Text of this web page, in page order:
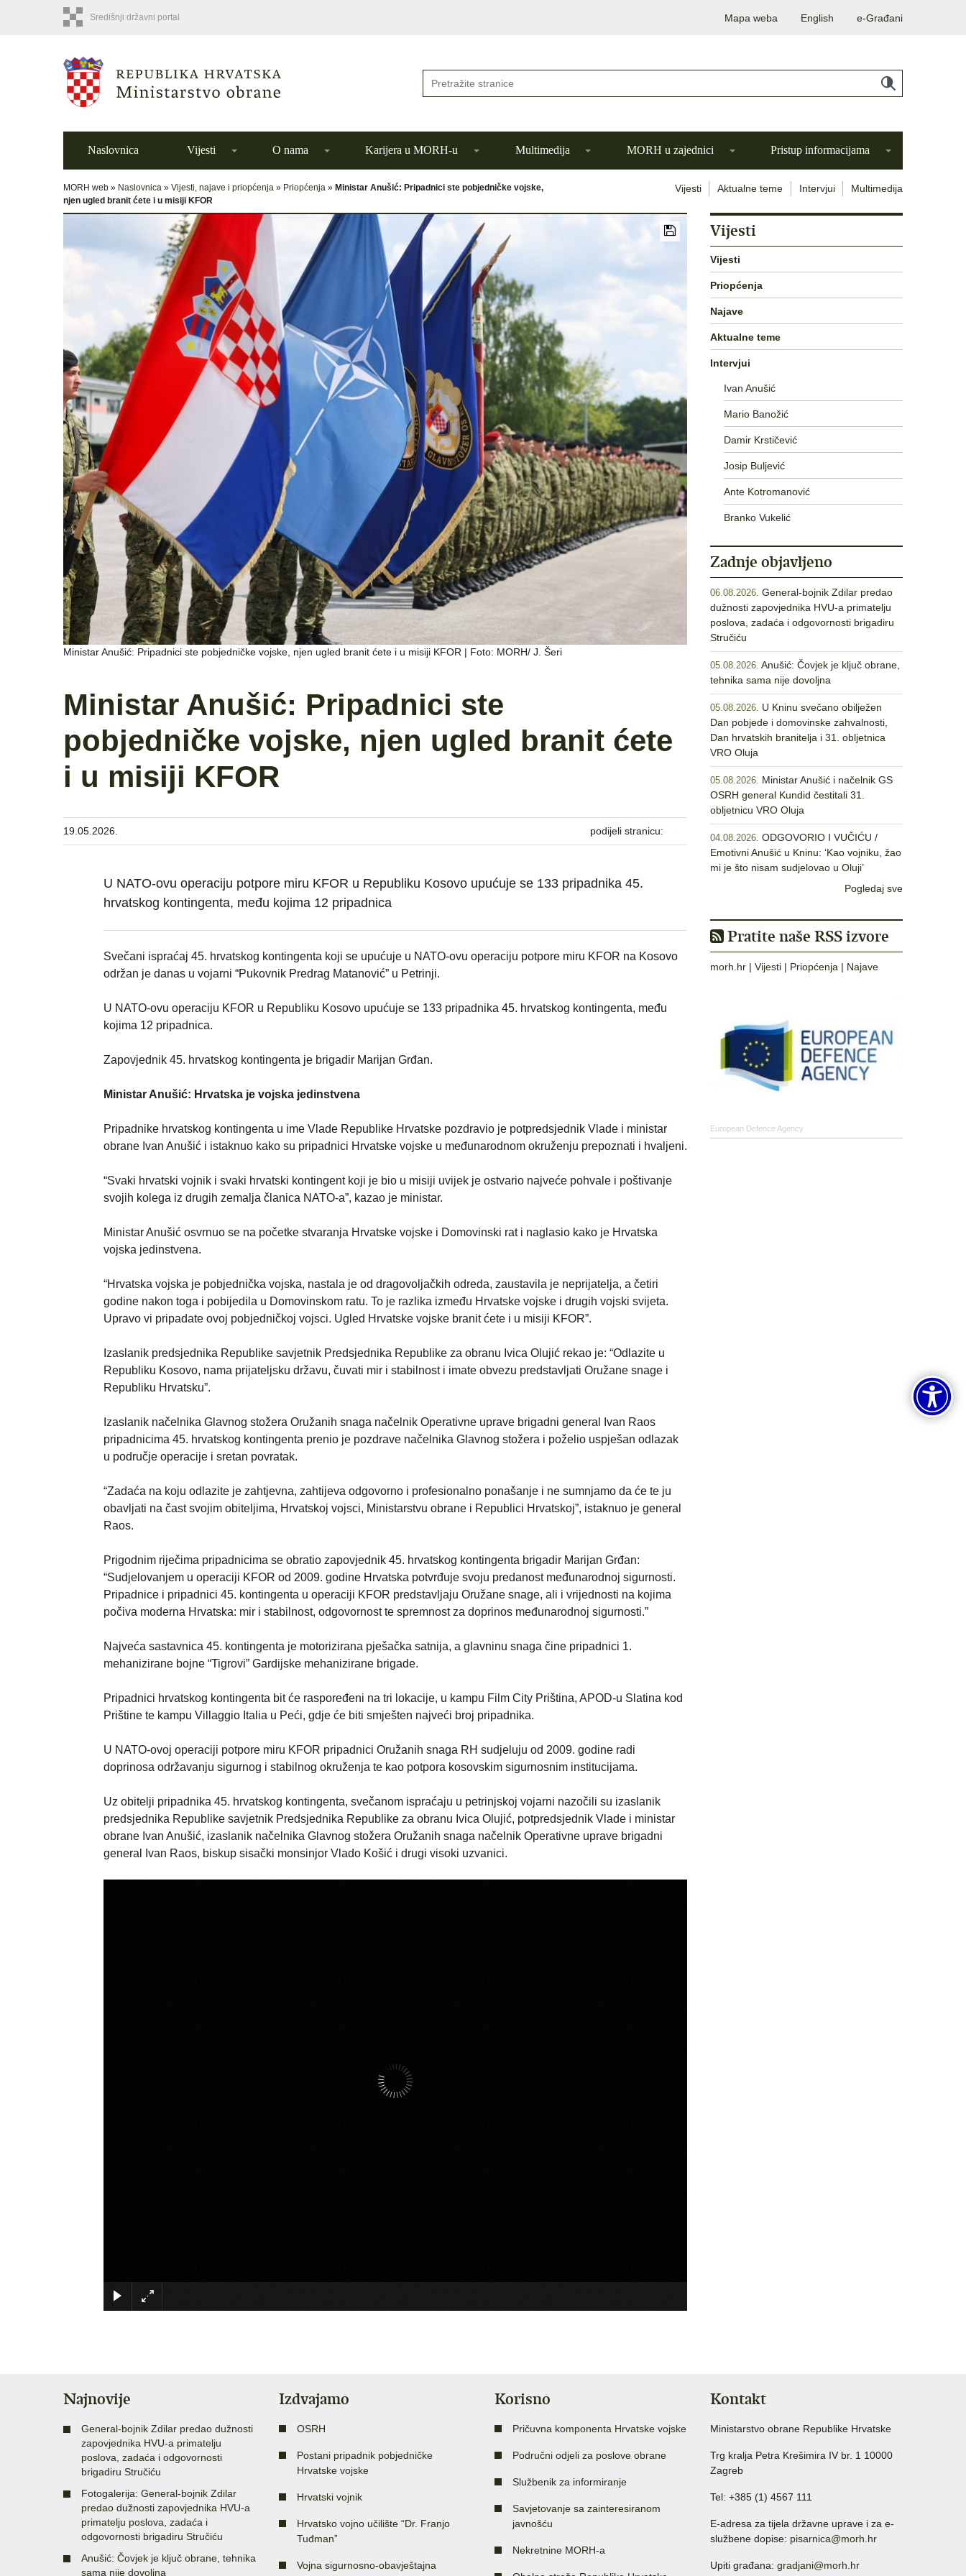
Središnji državni portal Mapa weba English e-Građani
Naslovnica Vijesti O nama Karijera u MORH-u Multimedija MORH u zajednici Pristup informacijama
MORH web » Naslovnica » Vijesti, najave i priopćenja » Priopćenja » Ministar Anušić: Pripadnici ste pobjedničke vojske,
njen ugled branit ćete i u misiji KFOR
Vijesti Aktualne teme Intervjui Multimedija
Ministar Anušić: Pripadnici ste pobjedničke vojske, njen ugled branit ćete i u misiji KFOR | Foto: MORH/ J. Šeri
Ministar Anušić: Pripadnici ste
pobjedničke vojske, njen ugled branit ćete
i u misiji KFOR
19.05.2026. podijeli stranicu:
U NATO-ovu operaciju potpore miru KFOR u Republiku Kosovo upućuje se 133 pripadnika 45.
hrvatskog kontingenta, među kojima 12 pripadnica
Svečani ispraćaj 45. hrvatskog kontingenta koji se upućuje u NATO-ovu operaciju potpore miru KFOR na Kosovo
održan je danas u vojarni “Pukovnik Predrag Matanović” u Petrinji.
U NATO-ovu operaciju KFOR u Republiku Kosovo upućuje se 133 pripadnika 45. hrvatskog kontingenta, među
kojima 12 pripadnica.
Zapovjednik 45. hrvatskog kontingenta je brigadir Marijan Grđan.
Ministar Anušić: Hrvatska je vojska jedinstvena
Pripadnike hrvatskog kontingenta u ime Vlade Republike Hrvatske pozdravio je potpredsjednik Vlade i ministar
obrane Ivan Anušić i istaknuo kako su pripadnici Hrvatske vojske u međunarodnom okruženju prepoznati i hvaljeni.
“Svaki hrvatski vojnik i svaki hrvatski kontingent koji je bio u misiji uvijek je ostvario najveće pohvale i poštivanje
svojih kolega iz drugih zemalja članica NATO-a”, kazao je ministar.
Ministar Anušić osvrnuo se na početke stvaranja Hrvatske vojske i Domovinski rat i naglasio kako je Hrvatska
vojska jedinstvena.
“Hrvatska vojska je pobjednička vojska, nastala je od dragovoljačkih odreda, zaustavila je neprijatelja, a četiri
godine nakon toga i pobijedila u Domovinskom ratu. To je razlika između Hrvatske vojske i drugih vojski svijeta.
Upravo vi pripadate ovoj pobjedničkoj vojsci. Ugled Hrvatske vojske branit ćete i u misiji KFOR”.
Izaslanik predsjednika Republike savjetnik Predsjednika Republike za obranu Ivica Olujić rekao je: “Odlazite u
Republiku Kosovo, nama prijateljsku državu, čuvati mir i stabilnost i imate obvezu predstavljati Oružane snage i
Republiku Hrvatsku”.
Izaslanik načelnika Glavnog stožera Oružanih snaga načelnik Operativne uprave brigadni general Ivan Raos
pripadnicima 45. hrvatskog kontingenta prenio je pozdrave načelnika Glavnog stožera i poželio uspješan odlazak
u područje operacije i sretan povratak.
“Zadaća na koju odlazite je zahtjevna, zahtijeva odgovorno i profesionalno ponašanje i ne sumnjamo da će te ju
obavljati na čast svojim obiteljima, Hrvatskoj vojsci, Ministarstvu obrane i Republici Hrvatskoj”, istaknuo je general
Raos.
Prigodnim riječima pripadnicima se obratio zapovjednik 45. hrvatskog kontingenta brigadir Marijan Grđan:
“Sudjelovanjem u operaciji KFOR od 2009. godine Hrvatska potvrđuje svoju predanost međunarodnoj sigurnosti.
Pripadnice i pripadnici 45. kontingenta u operaciji KFOR predstavljaju Oružane snage, ali i vrijednosti na kojima
počiva moderna Hrvatska: mir i stabilnost, odgovornost te spremnost za doprinos međunarodnoj sigurnosti.”
Najveća sastavnica 45. kontingenta je motorizirana pješačka satnija, a glavninu snaga čine pripadnici 1.
mehanizirane bojne “Tigrovi” Gardijske mehanizirane brigade.
Pripadnici hrvatskog kontingenta bit će raspoređeni na tri lokacije, u kampu Film City Priština, APOD-u Slatina kod
Prištine te kampu Villaggio Italia u Peći, gdje će biti smješten najveći broj pripadnika.
U NATO-ovoj operaciji potpore miru KFOR pripadnici Oružanih snaga RH sudjeluju od 2009. godine radi
doprinosa održavanju sigurnog i stabilnog okruženja te kao potpora kosovskim sigurnosnim institucijama.
Uz obitelji pripadnika 45. hrvatskog kontingenta, svečanom ispraćaju u petrinjskoj vojarni nazočili su izaslanik
predsjednika Republike savjetnik Predsjednika Republike za obranu Ivica Olujić, potpredsjednik Vlade i ministar
obrane Ivan Anušić, izaslanik načelnika Glavnog stožera Oružanih snaga načelnik Operativne uprave brigadni
general Ivan Raos, biskup sisački monsinjor Vlado Košić i drugi visoki uzvanici.
Vijesti
Vijesti
Priopćenja
Najave
Aktualne teme
Intervjui
Ivan Anušić
Mario Banožić
Damir Krstičević
Josip Buljević
Ante Kotromanović
Branko Vukelić
Zadnje objavljeno
06.08.2026. General-bojnik Zdilar predao
dužnosti zapovjednika HVU-a primatelju
poslova, zadaća i odgovornosti brigadiru
Stručiću
05.08.2026. Anušić: Čovjek je ključ obrane,
tehnika sama nije dovoljna
05.08.2026. U Kninu svečano obilježen
Dan pobjede i domovinske zahvalnosti,
Dan hrvatskih branitelja i 31. obljetnica
VRO Oluja
05.08.2026. Ministar Anušić i načelnik GS
OSRH general Kundid čestitali 31.
obljetnicu VRO Oluja
04.08.2026. ODGOVORIO I VUČIĆU /
Emotivni Anušić u Kninu: ‘Kao vojniku, žao
mi je što nisam sudjelovao u Oluji’
Pogledaj sve
Pratite naše RSS izvore
morh.hr | Vijesti | Priopćenja | Najave
European Defence Agency
Najnovije
General-bojnik Zdilar predao dužnosti
zapovjednika HVU-a primatelju
poslova, zadaća i odgovornosti
brigadiru Stručiću
Fotogalerija: General-bojnik Zdilar
predao dužnosti zapovjednika HVU-a
primatelju poslova, zadaća i
odgovornosti brigadiru Stručiću
Anušić: Čovjek je ključ obrane, tehnika
sama nije dovoljna
Izdvajamo
OSRH
Postani pripadnik pobjedničke
Hrvatske vojske
Hrvatski vojnik
Hrvatsko vojno učilište “Dr. Franjo
Tuđman”
Vojna sigurnosno-obavještajna
Korisno
Pričuvna komponenta Hrvatske vojske
Područni odjeli za poslove obrane
Službenik za informiranje
Savjetovanje sa zainteresiranom
javnošću
Nekretnine MORH-a
Kontakt
Ministarstvo obrane Republike Hrvatske
Trg kralja Petra Krešimira IV br. 1 10000
Zagreb
Tel: +385 (1) 4567 111
E-adresa za tijela državne uprave i za e-
službene dopise: pisarnica@morh.hr
Upiti građana: gradjani@morh.hr